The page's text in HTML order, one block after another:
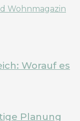
Worauf es
Planung